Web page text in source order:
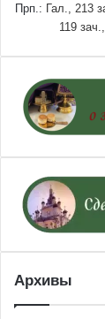
Прп.: Гал., 213
119
Архивы